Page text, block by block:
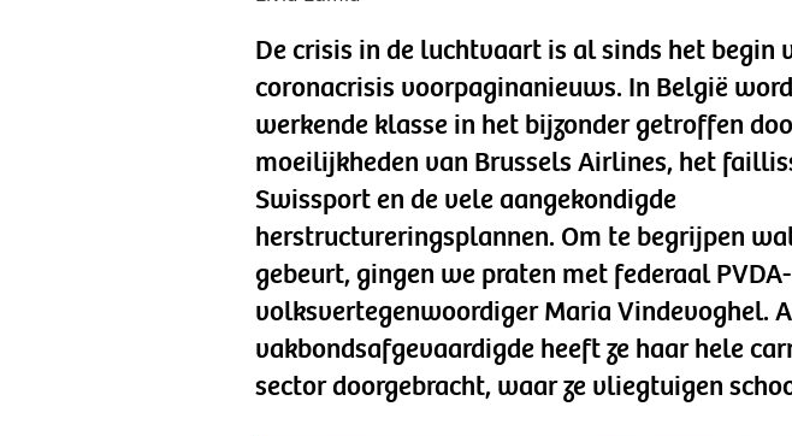
De crisis in de luchtvaart is al sinds het begin
coronacrisis voorpaginanieuws. In België
werkende klasse in het bijzonder getroffen
moeilijkheden van Brussels Airlines, het
Swissport en de vele aangekondigde
herstructureringsplannen. Om te begrijpen
gebeurt, gingen we praten met federaal PVDA-
volksvertegenwoordiger Maria Vindevoghel.
vakbondsafgevaardigde heeft ze haar hele
sector doorgebracht, waar ze vliegtuigen